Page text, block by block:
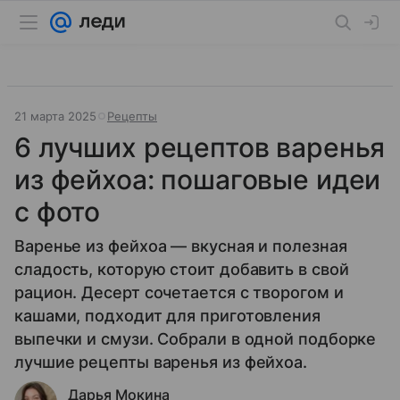
21 марта 2025 Рецепты
6 лучших рецептов варенья
из фейхоа: пошаговые идеи
с фото
Варенье из фейхоа — вкусная и полезная
сладость, которую стоит добавить в свой
рацион. Десерт сочетается с творогом и
кашами, подходит для приготовления
выпечки и смузи. Собрали в одной подборке
лучшие рецепты варенья из фейхоа.
Дарья Мокина